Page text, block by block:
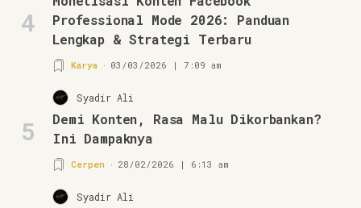
4
Professional Mode 2026: Panduan
Lengkap & Strategi Terbaru
Karya 03/03/2026 | 7:09 am
5
Syadir Ali
Demi Konten, Rasa Malu Dikorbankan?
Ini Dampaknya
Cerpen 28/02/2026 | 6:13 am
Syadir Ali